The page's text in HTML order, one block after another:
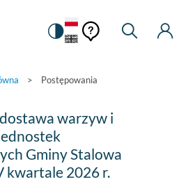
Zmiana
na
kontrastową
Pomoc
kontekstowa
Pomoc
Moje
> Postępowania
warzyw i
Gminy Stalowa
kwartale 2026 r.